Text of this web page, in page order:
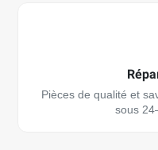
Pièces de qualité et
sous